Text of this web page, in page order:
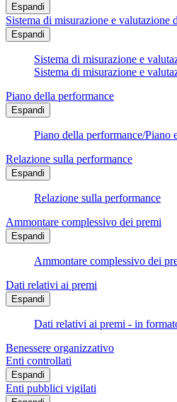
Espandi
Sistema di misurazione e valutazione
Espandi
Sistema di misurazione e
Sistema di misurazione e
Piano della performance
Espandi
Piano della performance/Piano
Relazione sulla performance
Espandi
Relazione sulla performance
Ammontare complessivo dei premi
Espandi
Ammontare complessivo dei
Dati relativi ai premi
Espandi
Dati relativi ai premi - in
Benessere organizzativo
Enti controllati
Espandi
Enti pubblici vigilati